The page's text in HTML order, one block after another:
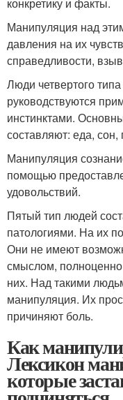
Манипуляция над
давления на их
справедливости,
Люди четвертого
руководствуются
инстинктами.
составляют: еда, сон,
Манипуляция
помощью
удовольствий.
Пятый тип людей
патологиями. На их
Они не имеют
смыслом, полноценно
них. Над такими
манипуляция. Их
причиняют боль.
Как
Лексикон
которые